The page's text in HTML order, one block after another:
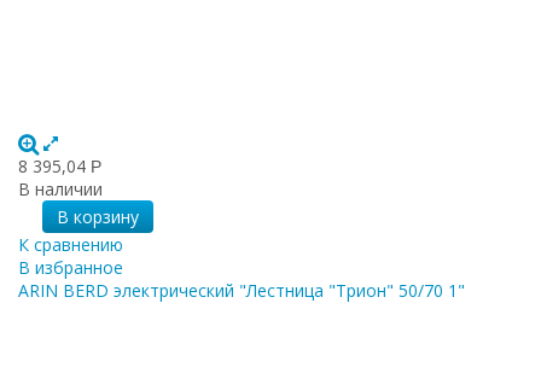
8 395,04 Р
В наличии
В корзину
К сравнению
В избранное
ARIN BERD электрический "Лестница "Трион" 50/70 1"